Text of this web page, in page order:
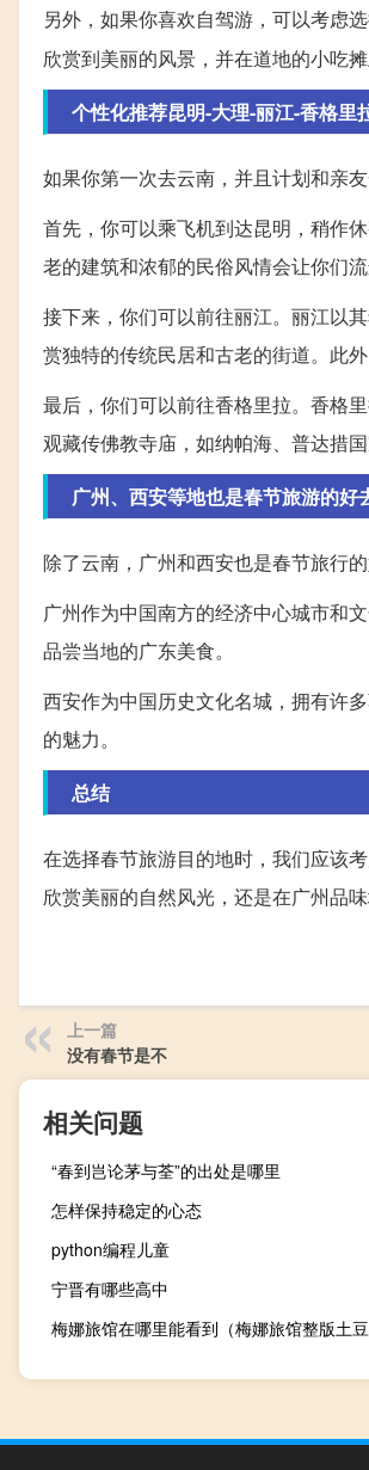
另外，如果你喜欢自驾游，可以考虑
欣赏到美丽的风景，并在道地的小吃摊
个性化推荐昆明-大理-丽江-香格里
如果你第一次去云南，并且计划和亲
首先，你可以乘飞机到达昆明，稍作
老的建筑和浓郁的民俗风情会让你们流
接下来，你们可以前往丽江。丽江以
赏独特的传统民居和古老的街道。此
最后，你们可以前往香格里拉。香格
观藏传佛教寺庙，如纳帕海、普达措
广州、西安等地也是春节旅游的好
除了云南，广州和西安也是春节旅行的
广州作为中国南方的经济中心城市和
品尝当地的广东美食。
西安作为中国历史文化名城，拥有许
的魅力。
总结
在选择春节旅游目的地时，我们应该
欣赏美丽的自然风光，还是在广州品
上一篇
没有春节是不
相关问题
“春到岂论茅与荃”的出处是哪里
怎样保持稳定的心态
python编程儿童
宁晋有哪些高中
梅娜旅馆在哪里能看到（梅娜旅馆整版土豆